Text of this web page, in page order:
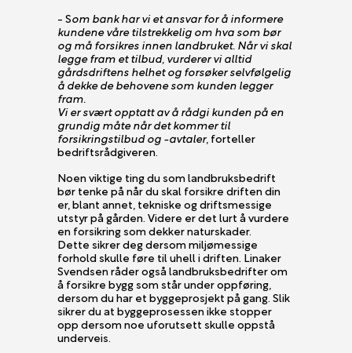
- Som bank har vi et ansvar for å informere
kundene våre tilstrekkelig om hva som bør
og må forsikres innen landbruket. Når vi skal
legge fram et tilbud, vurderer vi alltid
gårdsdriftens helhet og forsøker selvfølgelig
å dekke de behovene som kunden legger
fram.
Vi er svært opptatt av å rådgi kunden på en
grundig måte når det kommer til
forsikringstilbud og -avtaler, forteller
bedriftsrådgiveren.
Noen viktige ting du som landbruksbedrift
bør tenke på når du skal forsikre driften din
er, blant annet, tekniske og driftsmessige
utstyr på gården. Videre er det lurt å vurdere
en forsikring som dekker naturskader.
Dette sikrer deg dersom miljømessige
forhold skulle føre til uhell i driften. Linaker
Svendsen råder også landbruksbedrifter om
å forsikre bygg som står under oppføring,
dersom du har et byggeprosjekt på gang. Slik
sikrer du at byggeprosessen ikke stopper
opp dersom noe uforutsett skulle oppstå
underveis.